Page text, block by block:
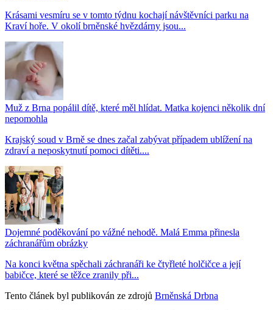
Krásami vesmíru se v tomto týdnu kochají návštěvníci parku na
Kraví hoře. V okolí brněnské hvězdárny jsou...
Muž z Brna popálil dítě, které měl hlídat. Matka kojenci několik dní
nepomohla
Krajský soud v Brně se dnes začal zabývat případem ublížení na
zdraví a neposkytnutí pomoci dítěti....
Dojemné poděkování po vážné nehodě. Malá Emma přinesla
záchranářům obrázky
Na konci května spěchali záchranáři ke čtyřleté holčičce a její
babičce, které se těžce zranily při...
Tento článek byl publikován ze zdrojů Brněnská Drbna